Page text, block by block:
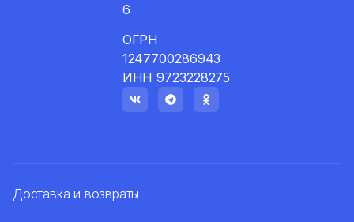
6
ОГРН
1247700286943
ИНН 9723228275
Доставка и возвраты